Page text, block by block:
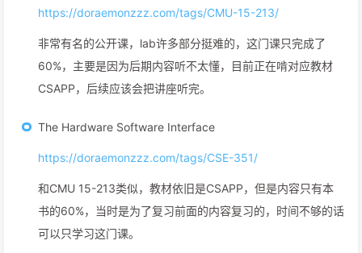
https://doraemonzzz.com/tags/CMU-15-213/
非常有名的公开课，lab许多部分挺难的，这门课只完成了
60%，主要是因为后期内容听不太懂，目前正在啃对应教材
CSAPP，后续应该会把讲座听完。
The Hardware Software Interface
https://doraemonzzz.com/tags/CSE-351/
和CMU 15-213类似，教材依旧是CSAPP，但是内容只有本
书的60%，当时是为了复习前面的内容复习的，时间不够的话
可以只学习这门课。